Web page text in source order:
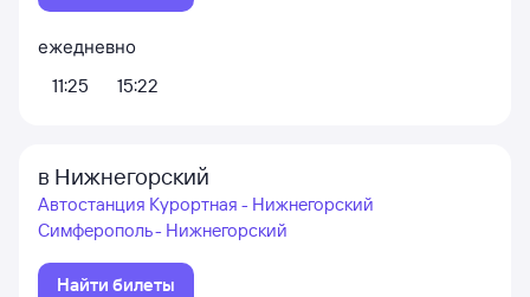
ежедневно
11:25
15:22
в Нижнегорский
Автостанция Курортная - Нижнегорский
Симферополь - Нижнегорский
Найти билеты